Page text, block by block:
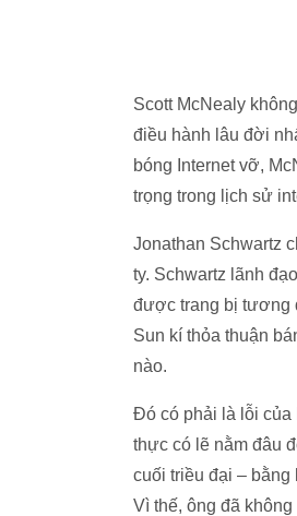
Scott McNealy
điều hành lâu đời
bóng Internet vỡ,
trọng trong lịch sử
Jonathan Schwartz
ty. Schwartz lãnh
được trang bị tương
Sun kí thỏa thuận
nào.
Đó có phải là lỗi của
thực có lẽ nằm đâu
cuối triều đại – bằng
Vì thế, ông đã